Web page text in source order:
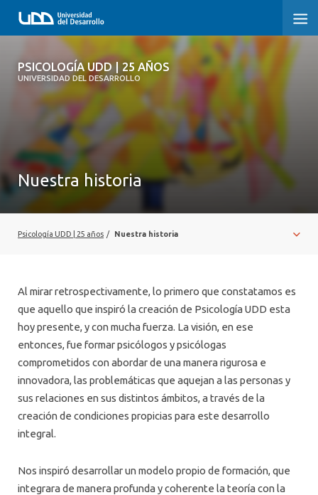
PSICOLOGÍA UDD | 25 AÑOS
UNIVERSIDAD DEL DESARROLLO
PSICOLOGÍA UDD | 25 AÑOS
TESTIMONIOS
NUESTRA HISTORIA
REGISTRO FOTOGRÁFICO
Nuestra historia
Psicología UDD | 25 años / Nuestra historia
Al mirar retrospectivamente, lo primero que constatamos es
que aquello que inspiró la creación de Psicología UDD esta
hoy presente, y con mucha fuerza. La visión, en ese
entonces, fue formar psicólogos y psicólogas
comprometidos con abordar de una manera rigurosa e
innovadora, las problemáticas que aquejan a las personas y
sus relaciones en sus distintos ámbitos, a través de la
creación de condiciones propicias para este desarrollo
integral.
Nos inspiró desarrollar un modelo propio de formación, que
integrara de manera profunda y coherente la teoría con la